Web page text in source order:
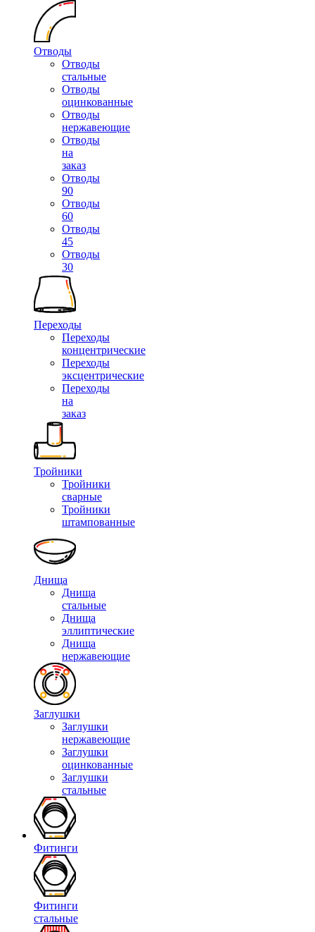
Отводы
Отводы
стальные
Отводы
оцинкованные
Отводы
нержавеющие
Отводы
на
заказ
Отводы
90
Отводы
60
Отводы
45
Отводы
30
Переходы
Переходы
концентрические
Переходы
эксцентрические
Переходы
на
заказ
Тройники
Тройники
сварные
Тройники
штампованные
Днища
Днища
стальные
Днища
эллиптические
Днища
нержавеющие
Заглушки
Заглушки
нержавеющие
Заглушки
оцинкованные
Заглушки
стальные
Фитинги
Фитинги
стальные